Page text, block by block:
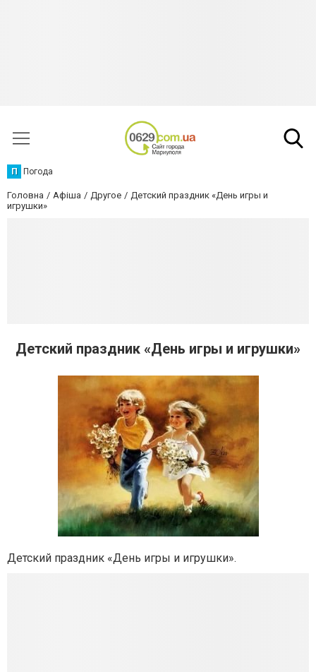
П Погода
Головна Афіша Другое
Детский праздник «День игры и
игрушки»
Детский праздник «День игры и игрушки»
Детский праздник «День игры и игрушки».